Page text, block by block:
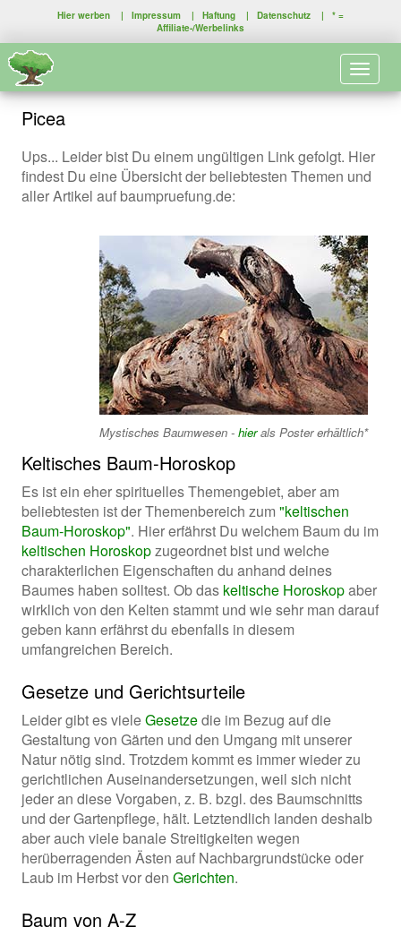
Hier werben | Impressum | Haftung | Datenschutz | * =
Affiliate-/Werbelinks
Picea
Ups... Leider bist Du einem ungültigen Link gefolgt. Hier
findest Du eine Übersicht der beliebtesten Themen und
aller Artikel auf baumpruefung.de:
Mystisches Baumwesen - hierals Poster erhältlich*
Keltisches Baum-Horoskop
Es ist ein eher spirituelles Themengebiet, aber am
beliebtesten ist der Themenbereich zum "keltischen
Baum-Horoskop". Hier erfährst Du welchem Baum du im
keltischen Horoskopzugeordnet bist und welche
charakterlichen Eigenschaften du anhand deines
Baumes haben solltest. Ob das keltische Horoskopaber
wirklich von den Kelten stammt und wie sehr man darauf
geben kann erfährst du ebenfalls in diesem
umfangreichen Bereich.
Gesetze und Gerichtsurteile
Leider gibt es vieleGesetzedie im Bezug auf die
Gestaltung von Gärten und den Umgang mit unserer
Natur nötig sind. Trotzdem kommt es immer wieder zu
gerichtlichen Auseinandersetzungen, weil sich nicht
jeder an diese Vorgaben, z. B. bzgl. des Baumschnitts
und der Gartenpflege, hält. Letztendlich landen deshalb
aber auch viele banale Streitigkeiten wegen
herüberragenden Ästen auf Nachbargrundstücke oder
Laub im Herbst vor den Gerichten.
Baum von A-Z